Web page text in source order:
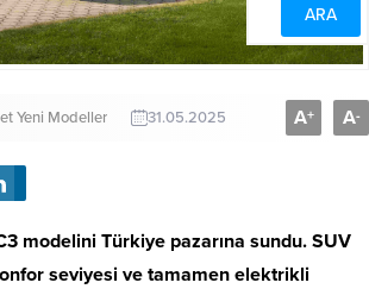
Yeni Modeller 31.05.2025 A+ A-
modelini Türkiye pazarına sundu. SUV
seviyesi ve tamamen elektrikli